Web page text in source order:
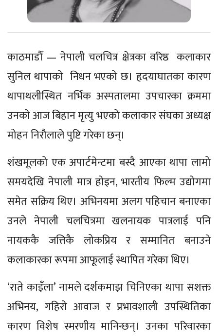
काठमाडौँ — नेपाली चलचित्र क्षेत्रका वरिष्ठ कलाकार
सुनिल थापाको निधन भएको छ। हृदयाघातका कारण
थापाथलीस्थित नर्भिक अस्पतालमा उपचारका क्रममा
उनको आज बिहान मृत्यु भएको कलाकार संघका अध्यक्ष
मोहन निरौलाले पुष्टि गरेका छन्।
शंखमूलको एक अपार्टमेन्टमा बस्दै आएका थापा लामो
समयदेखि नेपाली मात्र होइन, भारतीय फिल्म उद्योगमा
समेत सक्रिय थिए। अभिनयमा अलग पहिचान बनाएका
उनले नेपाली चलचित्रमा खलनायक पात्रलाई पनि
नायककै जत्तिकै लोकप्रिय र सम्मानित बनाउने
कलाकारका रूपमा आफूलाई स्थापित गरेका थिए।
‘राते काइँला’ नामले दर्शकमाझ चिनिएका थापा सशक्त
अभिनय, गहिरो आवाज र प्रभावशाली उपस्थितिका
कारण विशेष स्मरणीय मानिन्छन्। उनका परिवारका